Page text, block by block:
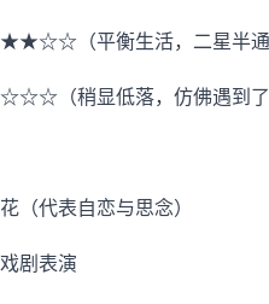
（平衡生活，二星半通
（稍显低落，仿佛遇到了
（代表自恋与思念）
剧表演